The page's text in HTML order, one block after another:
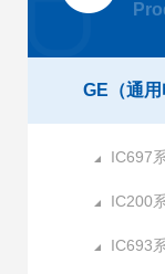
GE（通用
IC697
IC200
IC693